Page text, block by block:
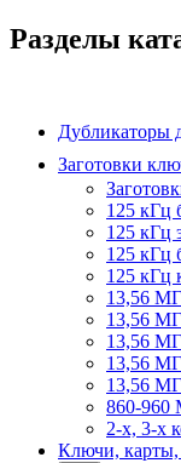
Разделы
Дубликаторы
Заготовки
125 кГц
125 кГц
125 кГц
125 кГц
13,56
13,56
13,56
13,56
13,56
860-
2-х, 3-х
Ключи,